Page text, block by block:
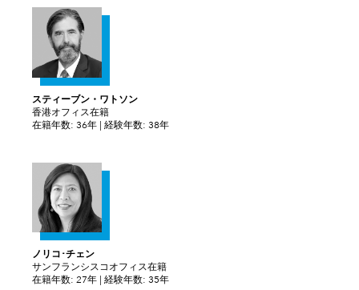
スティーブン・ワトソン
香港オフィス在籍
在籍年数: 36年 | 経験年数: 38年
ノリコ･チェン
サンフランシスコオフィス在籍
在籍年数: 27年 | 経験年数: 35年